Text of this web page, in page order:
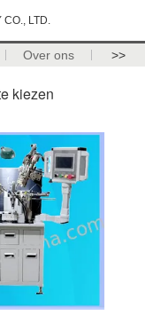
CO., LTD.
Over ons >>
kiezen